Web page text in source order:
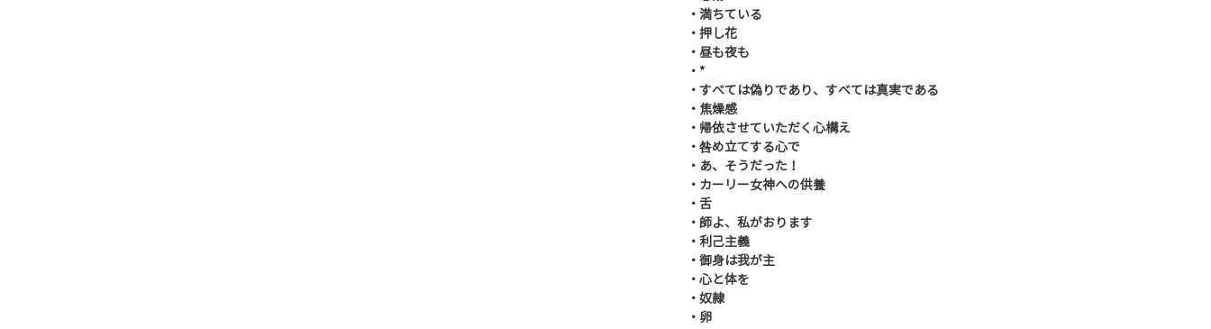
・満ちている
・押し花
・昼も夜も
・*
・すべては偽りであり、すべては真実である
・焦燥感
・帰依させていただく心構え
・咎め立てする心で
・あ、そうだった！
・カーリー女神への供養
・舌
・師よ、私がおります
・利己主義
・御身は我が主
・心と体を
・奴隷
・卵